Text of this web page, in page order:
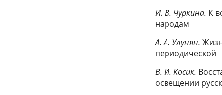
И. В. Чуркина. К
народам
A. А. Улунян.
периодической
B. И. Косик.
освещении